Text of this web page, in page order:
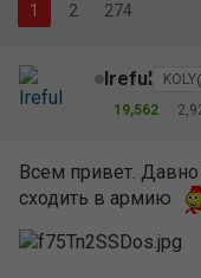
2
274
Ireful
19,562
Всем привет. Давно
сходить в армию